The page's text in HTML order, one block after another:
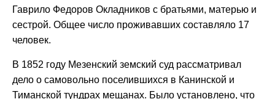
Гаврило Федоров Окладников с братьями, матерью и
сестрой. Общее число проживавших составляло 17
человек.
В 1852 году Мезенский земский суд рассматривал
дело о самовольно поселившихся в Канинской и
Тиманской тундрах мещанах. Было установлено, что